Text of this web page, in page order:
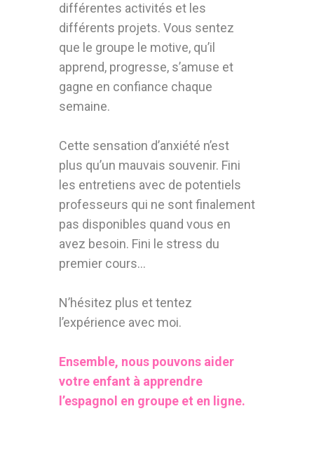
différentes activités et les
différents projets. Vous sentez
que le groupe le motive, qu’il
apprend, progresse, s’amuse et
gagne en confiance chaque
semaine.
Cette sensation d’anxiété n’est
plus qu’un mauvais souvenir. Fini
les entretiens avec de potentiels
professeurs qui ne sont finalement
pas disponibles quand vous en
avez besoin. Fini le stress du
premier cours…
N’hésitez plus et tentez
l’expérience avec moi.
Ensemble, nous pouvons aider
votre enfant à apprendre
l’espagnol en groupe et en ligne.